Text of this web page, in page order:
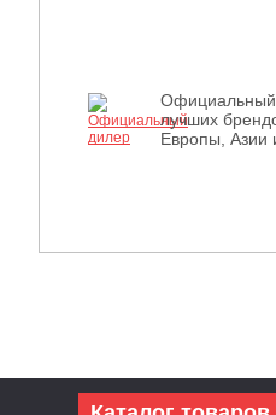
лучших
Европы, Азии